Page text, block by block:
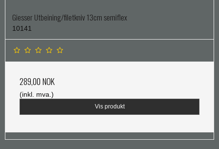
Giesser Utbeining/filetkniv 13cm semiflex
10141
289,00 NOK
(inkl. mva.)
Vis produkt